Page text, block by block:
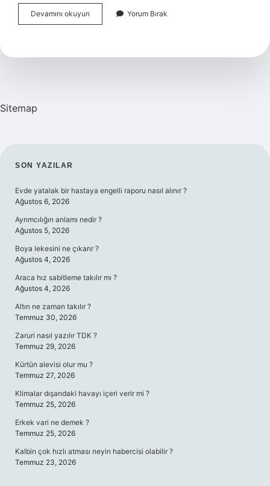
Devamını okuyun
Bey
Yorum Bırak
Sitemap
SIDEBAR
SON YAZILAR
Evde yatalak bir hastaya engelli raporu nasıl alınır ?
Ağustos 6, 2026
Ayrımcılığın anlamı nedir ?
Ağustos 5, 2026
Boya lekesini ne çıkarır ?
Ağustos 4, 2026
Araca hız sabitleme takılır mı ?
Ağustos 4, 2026
Altın ne zaman takılır ?
Temmuz 30, 2026
Zaruri nasıl yazılır TDK ?
Temmuz 29, 2026
Kürtün alevisi olur mu ?
Temmuz 27, 2026
Klimalar dışarıdaki havayı içeri verir mi ?
Temmuz 25, 2026
Erkek vari ne demek ?
Temmuz 25, 2026
Kalbin çok hızlı atması neyin habercisi olabilir ?
Temmuz 23, 2026